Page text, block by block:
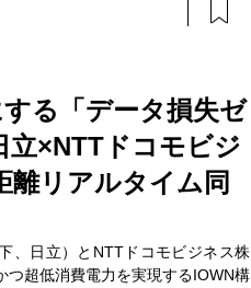
ースケースや最新ソリューション
「OPEN HUB Park」もあります
」はどのような経緯でこの場
しょうか。今 5G・IoTソリューシ
「OPEN HUB Square」の特徴や
ナジーなどについて、NTT Com
剛と、プロジェクトをリードした
グレーションサービス部門長の浅
る「データ損失ゼ
立×NTTドコモビジ
離リアルタイム同
、日立）とNTTドコモビジネス株
つ超低消費電力を実現するIOWN構